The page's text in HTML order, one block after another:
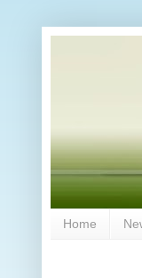
Home